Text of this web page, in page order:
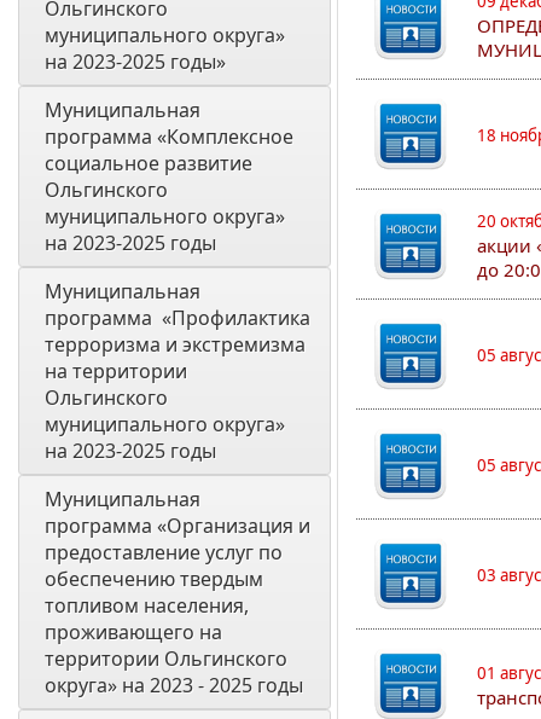
Ольгинского
муниципального округа»
на 2023-2025 годы»
Муниципальная
программа «Комплексное
социальное развитие
Ольгинского
муниципального округа»
на 2023-2025 годы
Муниципальная
программа  «Профилактика
терроризма и экстремизма
на территории
Ольгинского
муниципального округа»
на 2023-2025 годы
Муниципальная
программа «Организация и
предоставление услуг по
обеспечению твердым
топливом населения,
проживающего на
территории Ольгинского
округа» на 2023 - 2025 годы
18
20
акции
до
05
05
03
01